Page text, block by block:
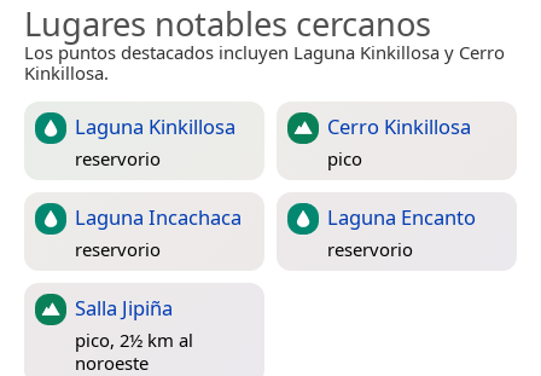
Lugares notables cercanos
Los puntos destacados incluyen Laguna Kinkillosa y Cerro
Kinkillosa.
Laguna Kinkillosa
reservorio
Cerro Kinkillosa
pico
Laguna Incachaca
reservorio
Laguna Encanto
reservorio
Salla Jipiña
pico, 2½ km al
noroeste